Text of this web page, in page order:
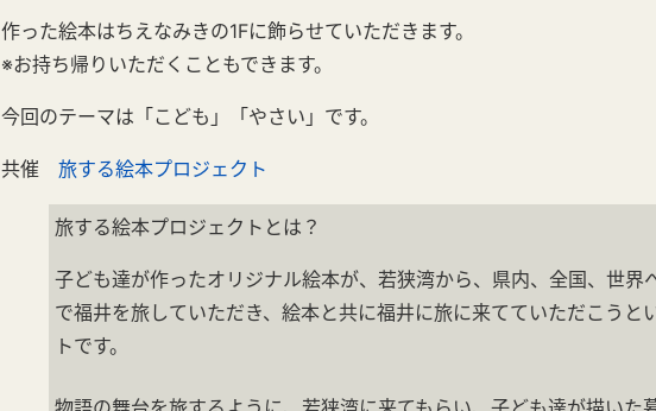
作った絵本はちえなみきの1Fに飾らせていただきます。
※お持ち帰りいただくこともできます。
今回のテーマは「こども」「やさい」です。
共催 旅する絵本プロジェクト
旅する絵本プロジェクトとは？
子ども達が作ったオリジナル絵本が、若狭湾から、県内、全国、世界
で福井を旅していただき、絵本と共に福井に旅に来てていただこうと
トです。